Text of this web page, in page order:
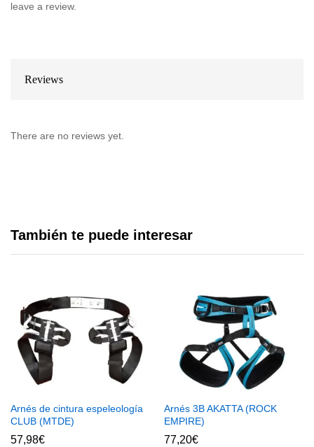
leave a review.
Reviews
There are no reviews yet.
También te puede interesar
Arnés de cintura espeleología
CLUB (MTDE)
57,98€
Arnés 3B AKATTA (ROCK
EMPIRE)
77,20€